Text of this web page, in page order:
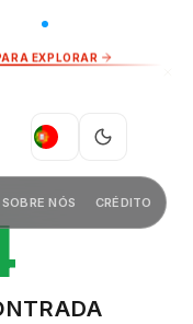
PT
SOBRE NÓS CRÉDITO
EXPLORAR